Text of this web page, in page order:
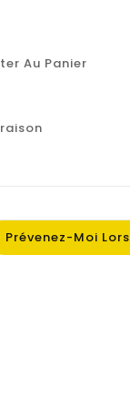
Au Panier
Prévenez-Moi